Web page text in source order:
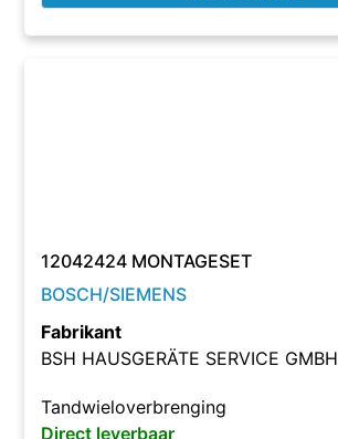
12042424 MONTAGESET
BOSCH/SIEMENS
Fabrikant
BSH HAUSGERÄTE SERVICE GMBH
Tandwieloverbrenging
Direct leverbaar